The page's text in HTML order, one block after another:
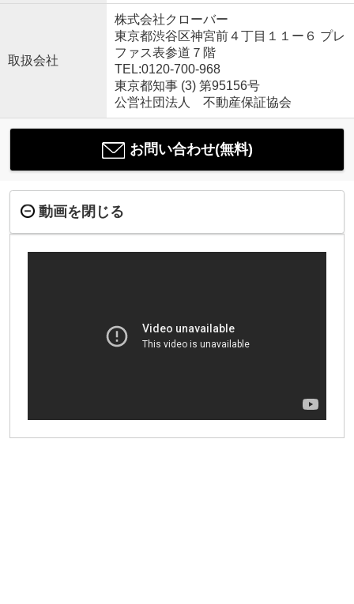
取扱会社
株式会社クローバー
東京都渋谷区神宮前４丁目１１ー６ プレ
ファス表参道７階
TEL:0120-700-968
東京都知事 (3) 第95156号
公営社団法人 不動産保証協会
お問い合わせ(無料)
動画を閉じる